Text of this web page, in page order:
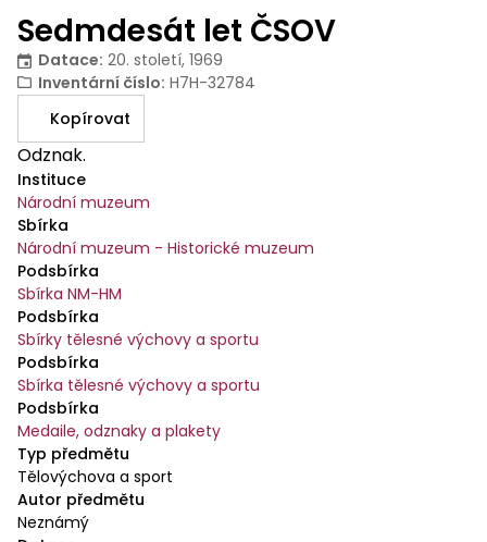
Sedmdesát let ČSOV
Datace: 20. století, 1969
Inventární číslo: H7H-32784
Kopírovat
Odznak.
Instituce
Národní muzeum
Sbírka
Národní muzeum - Historické muzeum
Podsbírka
Sbírka NM-HM
Podsbírka
Sbírky tělesné výchovy a sportu
Podsbírka
Sbírka tělesné výchovy a sportu
Podsbírka
Medaile, odznaky a plakety
Typ předmětu
Tělovýchova a sport
Autor předmětu
Neznámý